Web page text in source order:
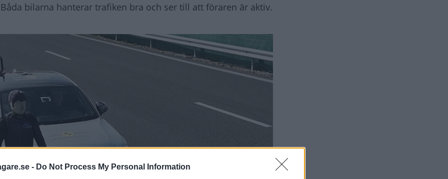
- Do Not Process My Personal Information
bilarna hanterar trafiken bra och ser till att föraren är aktiv.